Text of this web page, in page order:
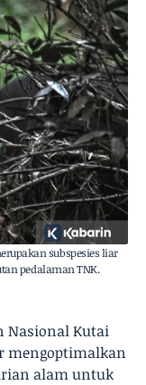
subspesies liar
pedalaman TNK.
Nasional Kutai
mengoptimalkan
alam untuk